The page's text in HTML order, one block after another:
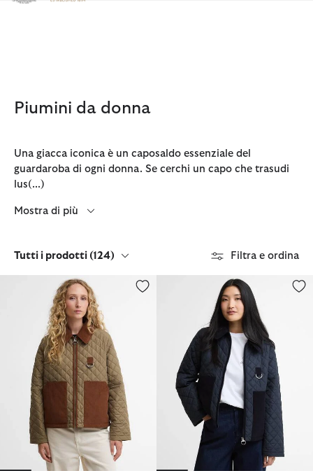
Clicca per visualizzare la nostra Dichiarazione di Accessibilità
Piumini da donna
Una giacca iconica è un caposaldo essenziale del
guardaroba di ogni donna. Se cerchi un capo che trasudi
lus(...)
Mostra di più
Tutti i prodotti (124) Filtra e ordina
Giacca trapuntata Aylesby Giacca trapuntata Aylesby